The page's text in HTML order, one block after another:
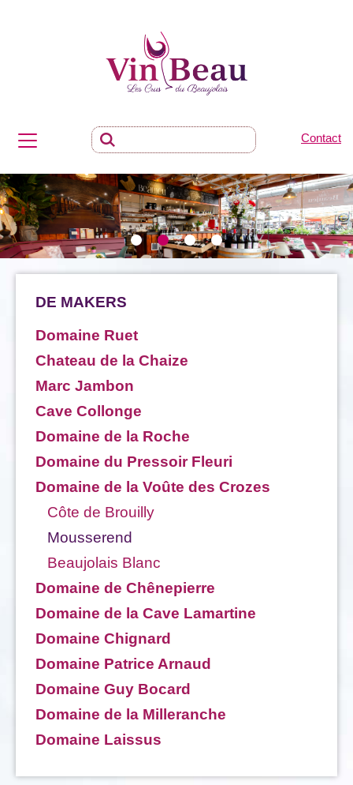
Contact
DE MAKERS
Domaine Ruet
Chateau de la Chaize
Marc Jambon
Cave Collonge
Domaine de la Roche
Domaine du Pressoir Fleuri
Domaine de la Voûte des Crozes
Côte de Brouilly
Mousserend
Beaujolais Blanc
Domaine de Chênepierre
Domaine de la Cave Lamartine
Domaine Chignard
Domaine Patrice Arnaud
Domaine Guy Bocard
Domaine de la Milleranche
Domaine Laissus